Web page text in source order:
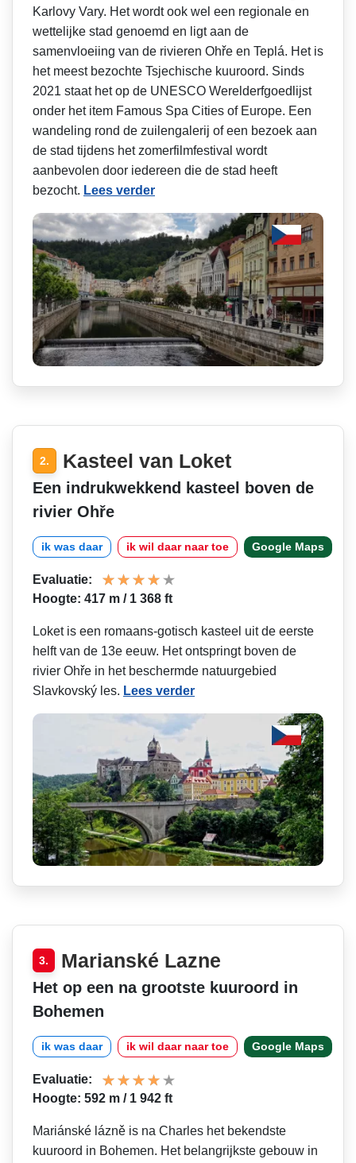
Karlovy Vary. Het wordt ook wel een regionale en
wettelijke stad genoemd en ligt aan de
samenvloeiing van de rivieren Ohře en Teplá. Het is
het meest bezochte Tsjechische kuuroord. Sinds
2021 staat het op de UNESCO Werelderfgoedlijst
onder het item Famous Spa Cities of Europe. Een
wandeling rond de zuilengalerij of een bezoek aan
de stad tijdens het zomerfilmfestival wordt
aanbevolen door iedereen die de stad heeft
bezocht. Lees verder
2. Kasteel van Loket
Een indrukwekkend kasteel boven de
rivier Ohře
ik was daar ik wil daar naar toe Google Maps
Evaluatie:
Hoogte: 417 m / 1 368 ft
Loket is een romaans-gotisch kasteel uit de eerste
helft van de 13e eeuw. Het ontspringt boven de
rivier Ohře in het beschermde natuurgebied
Slavkovský les. Lees verder
3. Marianské Lazne
Het op een na grootste kuuroord in
Bohemen
ik was daar ik wil daar naar toe Google Maps
Evaluatie:
Hoogte: 592 m / 1 942 ft
Mariánské lázně is na Charles het bekendste
kuuroord in Bohemen. Het belangrijkste gebouw in